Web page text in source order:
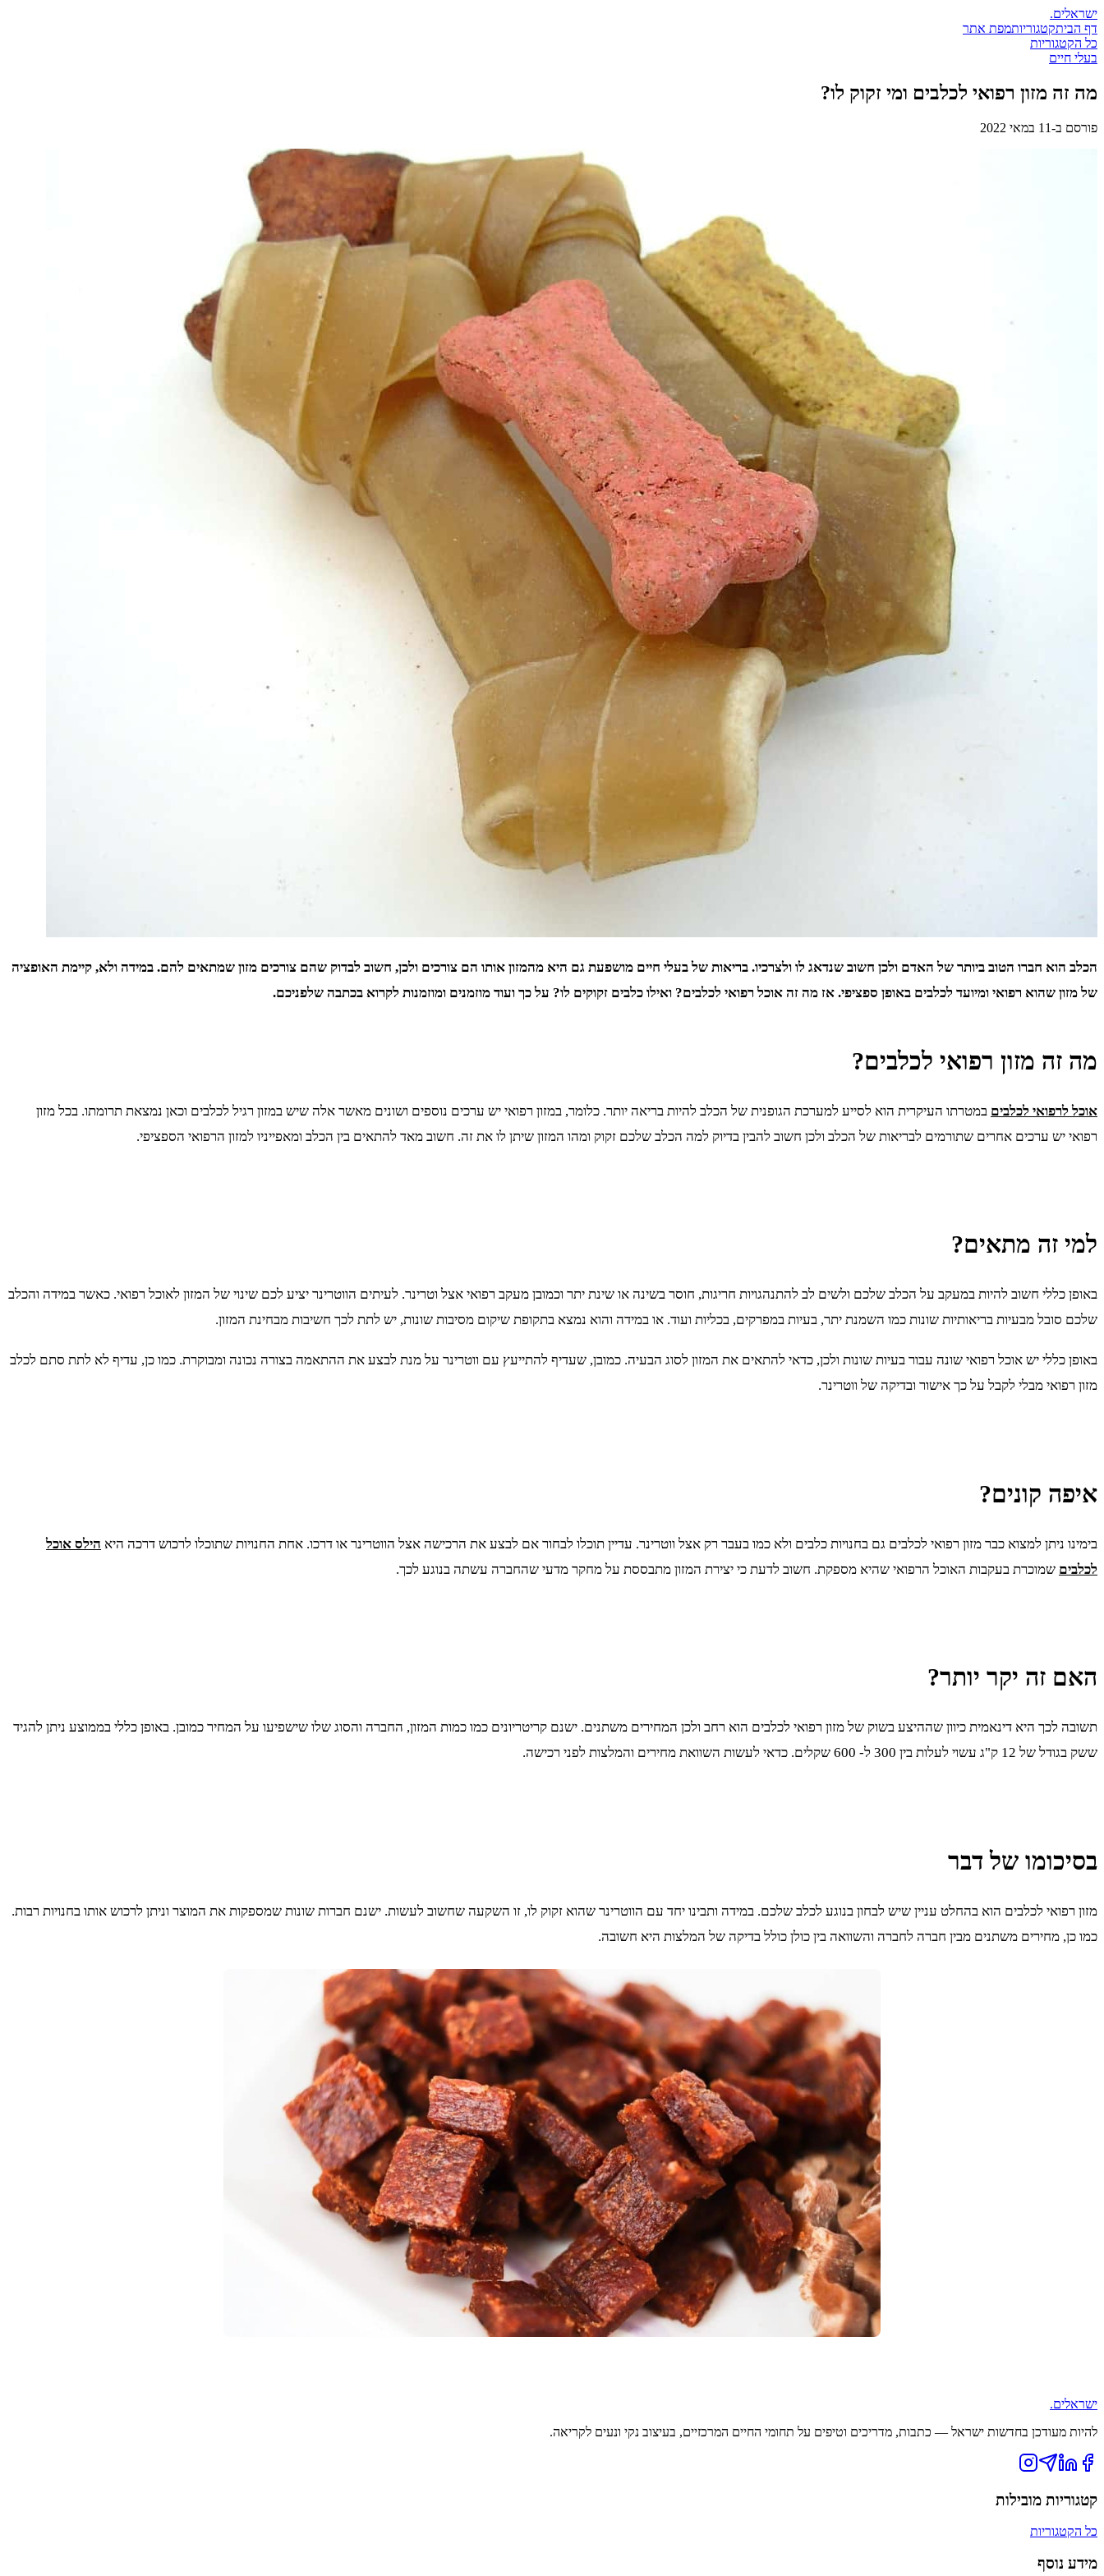
ישראלים.
דף הביתקטגוריותמפת אתר
כל הקטגוריות
בעלי חיים
מה זה מזון רפואי לכלבים ומי זקוק לו?
פורסם ב-11 במאי 2022
הכלב הוא חברו הטוב ביותר של האדם ולכן חשוב שנדאג לו ולצרכיו. בריאות של בעלי חיים מושפעת גם היא מהמזון אותו הם צורכים ולכן, חשוב לבדוק שהם צורכים מזון שמתאים להם. במידה ולא, קיימת האופציה
של מזון שהוא רפואי ומיועד לכלבים באופן ספציפי. אז מה זה אוכל רפואי לכלבים? ואילו כלבים זקוקים לו? על כך ועוד מוזמנים ומוזמנות לקרוא בכתבה שלפניכם.
מה זה מזון רפואי לכלבים?
אוכל לרפואי לכלבים במטרתו העיקרית הוא לסייע למערכת הגופנית של הכלב להיות בריאה יותר. כלומר, במזון רפואי יש ערכים נוספים ושונים מאשר אלה שיש במזון רגיל לכלבים וכאן נמצאת תרומתו. בכל מזון
רפואי יש ערכים אחרים שתורמים לבריאות של הכלב ולכן חשוב להבין בדיוק למה הכלב שלכם זקוק ומהו המזון שיתן לו את זה. חשוב מאד להתאים בין הכלב ומאפייניו למזון הרפואי הספציפי.
למי זה מתאים?
באופן כללי חשוב להיות במעקב על הכלב שלכם ולשים לב להתנהגויות חריגות, חוסר בשינה או שינת יתר וכמובן מעקב רפואי אצל וטרינר. לעיתים הווטרינר יציע לכם שינוי של המזון לאוכל רפואי. כאשר במידה והכלב
שלכם סובל מבעיות בריאותיות שונות כמו השמנת יתר, בעיות במפרקים, בכליות ועוד. או במידה והוא נמצא בתקופת שיקום מסיבות שונות, יש לתת לכך חשיבות מבחינת המזון.
באופן כללי יש אוכל רפואי שונה עבור בעיות שונות ולכן, כדאי להתאים את המזון לסוג הבעיה. כמובן, שעדיף להתייעץ עם ווטרינר על מנת לבצע את ההתאמה בצורה נכונה ומבוקרת. כמו כן, עדיף לא לתת סתם לכלב
מזון רפואי מבלי לקבל על כך אישור ובדיקה של ווטרינר.
איפה קונים?
בימינו ניתן למצוא כבר מזון רפואי לכלבים גם בחנויות כלבים ולא כמו בעבר רק אצל ווטרינר. עדיין תוכלו לבחור אם לבצע את הרכישה אצל הווטרינר או דרכו. אחת החנויות שתוכלו לרכוש דרכה היא הילס אוכל
לכלבים שמוכרת בעקבות האוכל הרפואי שהיא מספקת. חשוב לדעת כי יצירת המזון מתבססת על מחקר מדעי שהחברה עשתה בנוגע לכך.
האם זה יקר יותר?
תשובה לכך היא דינאמית כיוון שההיצע בשוק של מזון רפואי לכלבים הוא רחב ולכן המחירים משתנים. ישנם קריטריונים כמו כמות המזון, החברה והסוג שלו שישפיעו על המחיר כמובן. באופן כללי בממוצע ניתן להגיד
ששק בגודל של 12 ק"ג עשוי לעלות בין 300 ל- 600 שקלים. כדאי לעשות השוואת מחירים והמלצות לפני רכישה.
בסיכומו של דבר
מזון רפואי לכלבים הוא בהחלט עניין שיש לבחון בנוגע לכלב שלכם. במידה ותבינו יחד עם הווטרינר שהוא זקוק לו, זו השקעה שחשוב לעשות. ישנם חברות שונות שמספקות את המוצר וניתן לרכוש אותו בחנויות רבות.
כמו כן, מחירים משתנים מבין חברה לחברה והשוואה בין כולן כולל בדיקה של המלצות היא חשובה.
ישראלים.
להיות מעודכן בחדשות ישראל — כתבות, מדריכים וטיפים על תחומי החיים המרכזיים, בעיצוב נקי ונעים לקריאה.
קטגוריות מובילות
כל הקטגוריות
מידע נוסף